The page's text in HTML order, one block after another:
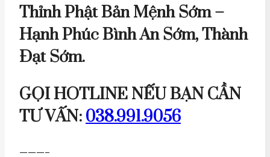
Thỉnh Phật Bản Mệnh Sớm –
Hạnh Phúc Bình An Sớm, Thành
Đạt Sớm.
GỌI HOTLINE NẾU BẠN CẦN
TƯ VẤN: 038.991.9056
———–